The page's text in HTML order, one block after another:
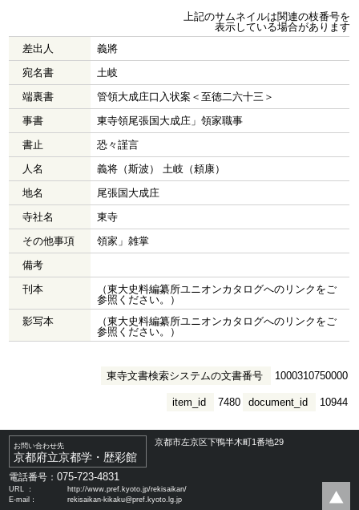
上記のサムネイルは関連の枝番号を
表示している場合があります
差出人
義將
宛名書
土岐
端裏書
管領大成庄口入状案＜至徳二六十三＞
事書
東寺領尾張国大成庄」領家職事
書止
恐々謹言
人名
義将（斯波） 土岐（頼康）
地名
尾張国大成庄
寺社名
東寺
その他事項
領家」雑掌
備考
刊本
（東大史料編纂所ユニオンカタログへのリンクをご
参照ください。）
影写本
（東大史料編纂所ユニオンカタログへのリンクをご
参照ください。）
東寺文書検索システムの文書番号 1000310750000
document_id 10944
item_id 7480
お問い合わせ先
京都府立京都学・歴彩館
京都市左京区下鴨半木町1番地29
電話番号：075-723-4831
URL ：
http://www.pref.kyoto.jp/rekisaikan/
E-mail：
rekisaikan-kikaku@pref.kyoto.lg.jp